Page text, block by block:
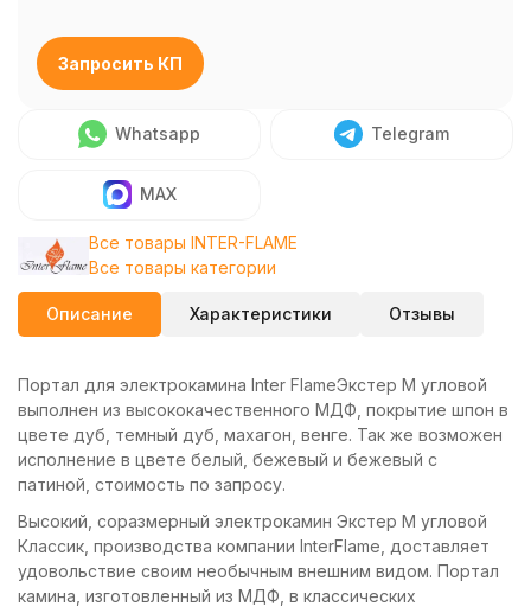
Запросить КП
Whatsapp Telegram
MAX
Все товары INTER-FLAME
Все товары категории
Описание Характеристики Отзывы
Портал для электрокамина Inter FlameЭкстер М угловой
выполнен из высококачественного МДФ, покрытие шпон в
цвете дуб, темный дуб, махагон, венге. Так же возможен
исполнение в цвете белый, бежевый и бежевый с
патиной, стоимость по запросу.
Высокий, соразмерный электрокамин Экстер М угловой
Классик, производства компании InterFlame, доставляет
удовольствие своим необычным внешним видом. Портал
камина, изготовленный из МДФ, в классических